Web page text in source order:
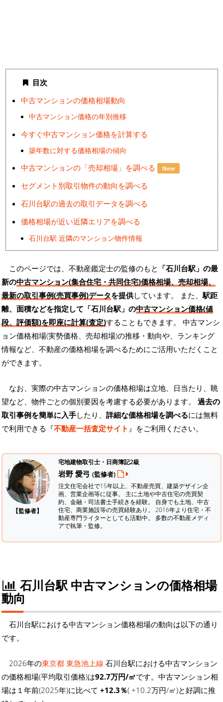
目次
中古マンションの価格相場動向
中古マンション価格の年別推移
今すぐ中古マンション価格を計算する
築年数に対する価格相場の傾向
中古マンションの「売却相場」を調べる New
セグメント別取引物件の動向を調べる
石川台駅の過去の取引データを調べる
価格相場が近い近隣エリアを調べる
石川台駅 近隣のマンション物件情報
このページでは、不動産鑑定士の監修のもと 「石川台駅」の最
新の中古マンション(集合住宅・共同住宅)価格相場、売却相場、
最新の取引事例(売買事例)データを提供しています。 また、駅距
離、面積などを指定して「石川台駅」の中古マンション価格(値
段、評価額)を即座に計算(査定)することもできます。 中古マンシ
ョン価格相場(実勢価格、売却相場)の推移・動向や、ランキング
情報など、不動産の価格相場を調べるためにご活用いただくこと
ができます。
なお、実際の中古マンションの価格相場は立地、日当たり、眺
望など、物件ごとの個別要因を考慮する必要があります。 過去の
取引事例を簡単に入手したり、 詳細な価格相場を調べるには無料
で利用できる『不動産一括査定サイト 』をご利用ください。
【監修者】
宅地建物取引士・日商簿記2級
岩野 愛弓 (監修者)
注文住宅会社で15年以上、不動産売買、建築デザイン企
画、営業企画等に従事。 主に土地や中古住宅の売買契
約、金融・司法書士手続きを経験。 自身でも土地、中古
住宅、商業施設等の売買経験あり。 2016年より住宅・不
動産専門ライターとしても活動中。 多数の不動産メディ
アで執筆・監修。
石川台駅 中古マンションの価格相場
動向
石川台駅における中古マンション価格相場の動向は以下の通り
です。
2026年の東京都 東急池上線 石川台駅における中古マンション
の価格相場(平均取引価格)は92.7万円/㎡です。中古マンション相
場は１年前(2025年)に比べて +12.3％( +10.2万円/㎡)と好調に推